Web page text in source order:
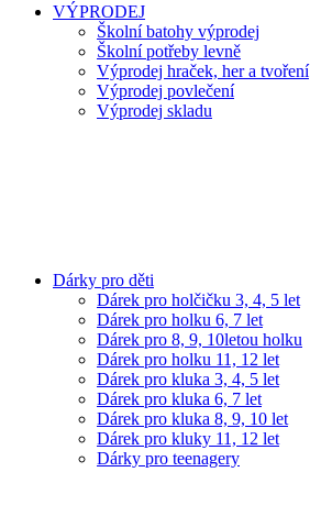
VÝPRODEJ
Školní batohy výprodej
Školní potřeby levně
Výprodej hraček, her a tvoření
Výprodej povlečení
Výprodej skladu
Dárky pro děti
Dárek pro holčičku 3, 4, 5 let
Dárek pro holku 6, 7 let
Dárek pro 8, 9, 10letou holku
Dárek pro holku 11, 12 let
Dárek pro kluka 3, 4, 5 let
Dárek pro kluka 6, 7 let
Dárek pro kluka 8, 9, 10 let
Dárek pro kluky 11, 12 let
Dárky pro teenagery